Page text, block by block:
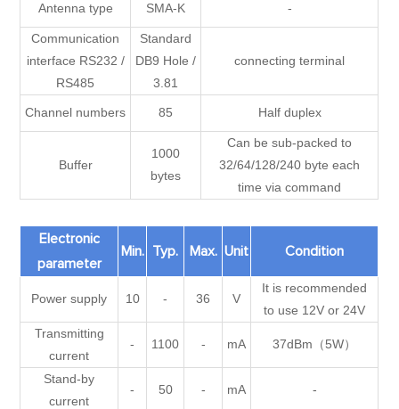
Antenna type SMA-K -
Communication
interface RS232 /
RS485
Standard
DB9 Hole /
3.81
connecting terminal
Channel numbers 85 Half duplex
Buffer
1000
bytes
Can be sub-packed to
32/64/128/240 byte each
time via command
Electronic
parameter
Min. Typ. Max. Unit Condition
Power supply 10 - 36 V
It is recommended
to use 12V or 24V
Transmitting
current
- 1100 - mA 37dBm（5W）
Stand-by
current
- 50 - mA -